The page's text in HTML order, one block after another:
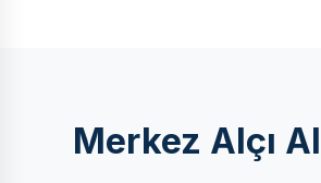
Merkez Alçı